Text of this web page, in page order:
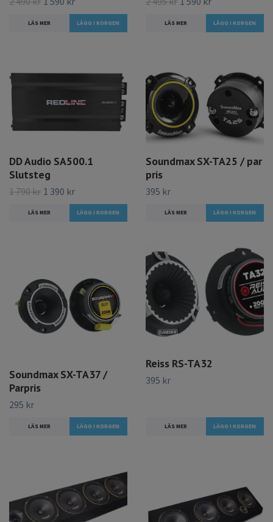
LÄS MER LÄS MER
DD Audio SA500.1
Slutsteg
1 790 kr 1 390 kr
LÄS MER
Soundmax SX-TA25 / par
pris
395 kr
LÄS MER
Soundmax SX-TA37 /
Parpris
295 kr
LÄS MER
Reiss RS-TA32
395 kr
LÄS MER